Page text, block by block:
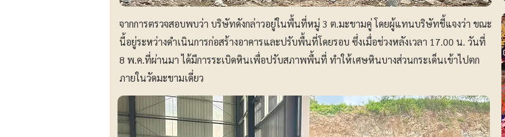
จากการตรวจสอบพบว่า บริษัทดังกล่าวอยู่ในพื้นที่หมู่ 3 ต.มะขามคู่ โดยผู้แทนบริษัทชี้แจงว่า ขณะ
นี้อยู่ระหว่างดำเนินการก่อสร้างอาคารและปรับพื้นที่โดยรอบ ซึ่งเมื่อช่วงหลังเวลา 17.00 น. วันที่
8 พ.ค.ที่ผ่านมา ได้มีการระเบิดหินเพื่อปรับสภาพพื้นที่ ทำให้เศษหินบางส่วนกระเด็นเข้าไปตก
ภายในวัดมะขามเดี่ยว